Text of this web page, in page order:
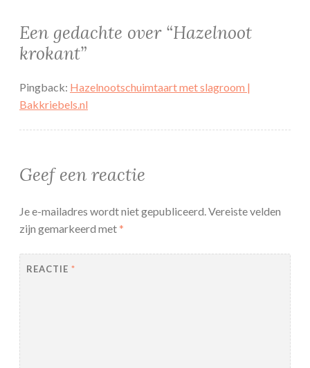
Een gedachte over “Hazelnoot
krokant”
Pingback: Hazelnootschuimtaart met slagroom |
Bakkriebels.nl
Geef een reactie
Je e-mailadres wordt niet gepubliceerd.Vereiste velden
zijn gemarkeerd met*
REACTIE *